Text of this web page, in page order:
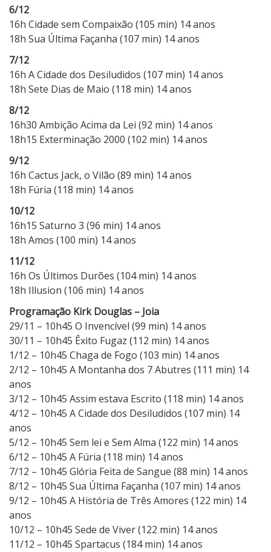
6/12
16h Cidade sem Compaixão (105 min) 14 anos
18h Sua Última Façanha (107 min) 14 anos
7/12
16h A Cidade dos Desiludidos (107 min) 14 anos
18h Sete Dias de Maio (118 min) 14 anos
8/12
16h30 Ambição Acima da Lei (92 min) 14 anos
18h15 Exterminação 2000 (102 min) 14 anos
9/12
16h Cactus Jack, o Vilão (89 min) 14 anos
18h Fúria (118 min) 14 anos
10/12
16h15 Saturno 3 (96 min) 14 anos
18h Amos (100 min) 14 anos
11/12
16h Os Últimos Durões (104 min) 14 anos
18h Illusion (106 min) 14 anos
Programação Kirk Douglas – Joia
29/11 – 10h45 O Invencível (99 min) 14 anos
30/11 – 10h45 Êxito Fugaz (112 min) 14 anos
1/12 – 10h45 Chaga de Fogo (103 min) 14 anos
2/12 – 10h45 A Montanha dos 7 Abutres (111 min) 14
anos
3/12 – 10h45 Assim estava Escrito (118 min) 14 anos
4/12 – 10h45 A Cidade dos Desiludidos (107 min) 14
anos
5/12 – 10h45 Sem lei e Sem Alma (122 min) 14 anos
6/12 – 10h45 A Fúria (118 min) 14 anos
7/12 – 10h45 Glória Feita de Sangue (88 min) 14 anos
8/12 – 10h45 Sua Última Façanha (107 min) 14 anos
9/12 – 10h45 A História de Três Amores (122 min) 14
anos
10/12 – 10h45 Sede de Viver (122 min) 14 anos
11/12 – 10h45 Spartacus (184 min) 14 anos